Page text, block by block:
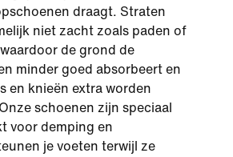
draagt. Straten
niet zacht zoals paden of
de grond de
minder goed absorbeert en
en knieën extra worden
schoenen zijn speciaal
voor demping en
je voeten terwijl ze